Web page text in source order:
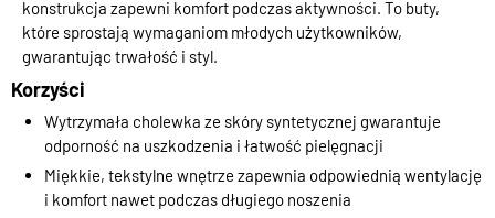
konstrukcja zapewni komfort podczas aktywności. To buty,
które sprostają wymaganiom młodych użytkowników,
gwarantując trwałość i styl.
Korzyści
Wytrzymała cholewka ze skóry syntetycznej gwarantuje
odporność na uszkodzenia i łatwość pielęgnacji
Miękkie, tekstylne wnętrze zapewnia odpowiednią wentylację
i komfort nawet podczas długiego noszenia